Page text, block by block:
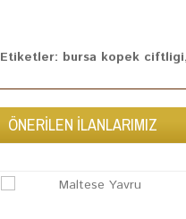
Etiketler: bursa kopek
ÖNERİLEN İLANLARIMIZ